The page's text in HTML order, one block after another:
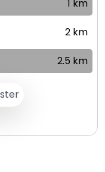
1 km
2 km
2.5 km